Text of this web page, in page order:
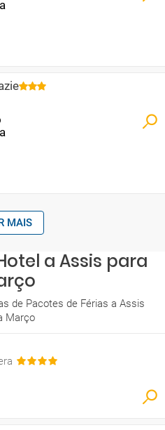
MAIS
a Assis para
de Pacotes de Férias a Assis
Março